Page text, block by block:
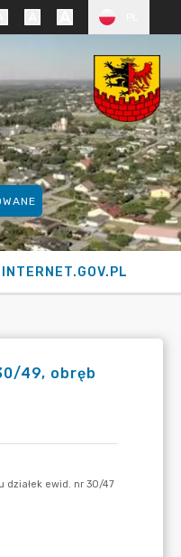
INTERNET.GOV.PL
49, obręb